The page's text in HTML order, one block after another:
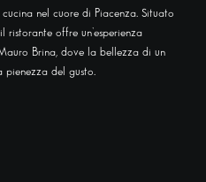
nel cuore di Piacenza. Situato
ristorante offre un’esperienza
Brina, dove la bellezza di un
pienezza del gusto.